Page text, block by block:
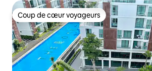
Coup de cœur voyageurs
Coup de cœur voyageurs